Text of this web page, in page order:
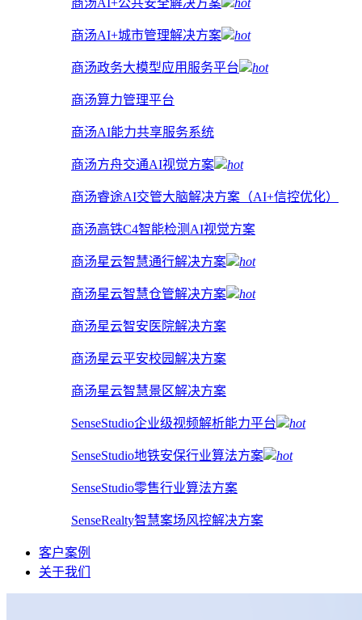
商汤AI+公共安全解决方案 hot
商汤AI+城市管理解决方案 hot
商汤政务大模型应用服务平台 hot
商汤算力管理平台
商汤AI能力共享服务系统
商汤方舟交通AI视觉方案 hot
商汤睿途AI交管大脑解决方案（AI+信控优化）
商汤高铁C4智能检测AI视觉方案
商汤星云智慧通行解决方案 hot
商汤星云智慧仓管解决方案 hot
商汤星云智安医院解决方案
商汤星云平安校园解决方案
商汤星云智慧景区解决方案
SenseStudio企业级视频解析能力平台 hot
SenseStudio地铁安保行业算法方案 hot
SenseStudio零售行业算法方案
SenseRealty智慧案场风控解决方案
客户案例
关于我们